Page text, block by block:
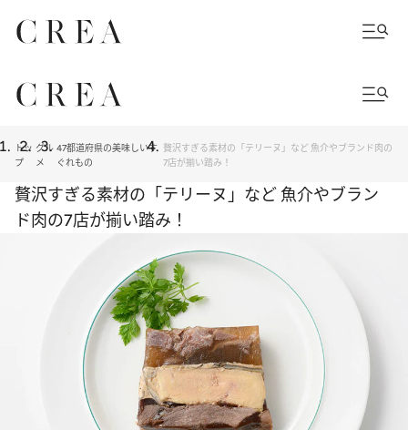
トッ
プ
グル
メ
47都道府県の美味しいす
ぐれもの
贅沢すぎる素材の「テリーヌ」など 魚介やブランド肉の
7店が揃い踏み！
贅沢すぎる素材の「テリーヌ」など 魚介やブラン
ド肉の7店が揃い踏み！